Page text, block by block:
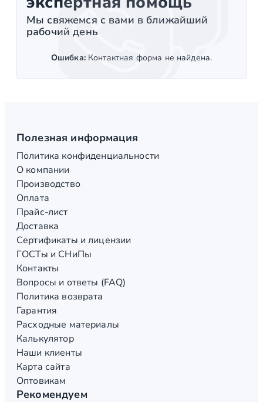
Мы свяжемся с вами в ближайший
рабочий день
Ошибка:Контактная форма не найдена.
Полезная информация
Политика конфиденциальности
О компании
Производство
Оплата
Прайс-лист
Доставка
Сертификаты и лицензии
ГОСТы и СНиПы
Контакты
Вопросы и ответы (FAQ)
Политика возврата
Гарантия
Расходные материалы
Калькулятор
Наши клиенты
Карта сайта
Оптовикам
Рекомендуем